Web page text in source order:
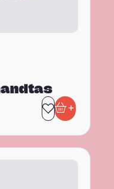
+
In
– Donkerblauw